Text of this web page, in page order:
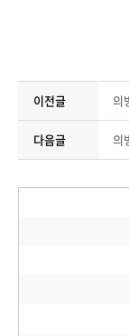
이전글
다음글 의